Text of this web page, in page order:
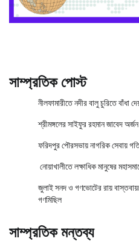
সাম্প্রতিক পোস্ট
নীলফামারীতে নদীর বালু চুরিতে বাঁধা
শ্রীমঙ্গলের সাইফুর রহমান জাবেদ
ফরিদপুর পৌরসভায় নাগরিক সেবায়
নোয়াখালীতে লক্ষাধিক মানুষের
জুলাই সনদ ও গণভোটের রায়
গণমিছিল
সাম্প্রতিক মন্তব্য